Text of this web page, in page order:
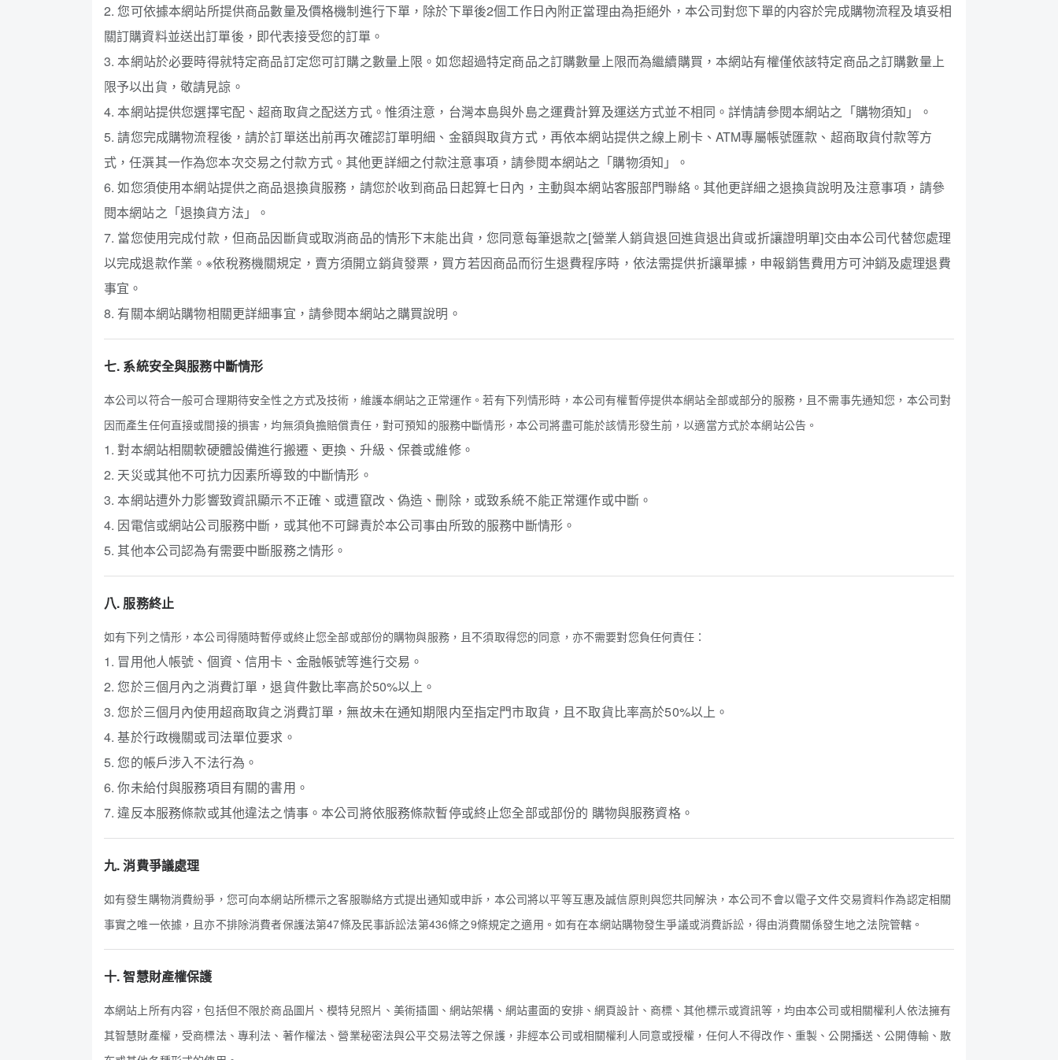
2. 您可依據本網站所提供商品數量及價格機制進行下單，除於下單後2個工作日內附正當理由為拒絕外，本公司對您下單的内容於完成購物流程及填妥相
關訂購資料並送出訂單後，即代表接受您的訂單。
3. 本網站於必要時得就特定商品訂定您可訂購之數量上限。如您超過特定商品之訂購數量上限而為繼續購買，本網站有權僅依該特定商品之訂購數量上
限予以出貨，敬請見諒。
4. 本網站提供您選擇宅配、超商取貨之配送方式。惟須注意，台灣本島與外島之運費計算及運送方式並不相同。詳情請參閱本網站之「購物須知」。
5. 請您完成購物流程後，請於訂單送出前再次確認訂單明細、金額與取貨方式，再依本網站提供之線上刷卡、ATM專屬帳號匯款、超商取貨付款等方
式，任潠其一作為您本次交易之付款方式。其他更詳細之付款注意事項，請參閱本網站之「購物須知」。
6. 如您須使用本網站提供之商品退換貨服務，請您於收到商品日起算七日內，主動與本網站客服部門聯絡。其他更詳細之退換貨說明及注意事項，請參
閱本網站之「退換貨方法」。
7. 當您使用完成付款，但商品因斷貨或取消商品的情形下末能出貨，您同意每筆退款之[營業人銷貨退回進貨退出貨或折讓證明單]交由本公司代替您處理
以完成退款作業。※依稅務機關規定，賣方須開立銷貨發票，買方若因商品而衍生退費程序時，依法需提供折讓單據，申報銷售費用方可沖銷及處理退費
事宜。
8. 有關本網站購物相關更詳細事宜，請參閱本網站之購買說明。
七. 系統安全與服務中斷情形
本公司以符合一般可合理期待安全性之方式及技術，維護本網站之正常運作。若有下列情形時，本公司有權暫停提供本網站全部或部分的服務，且不需事先通知您，本公司對
因而產生任何直接或間接的損害，均無須負擔賠償責任，對可預知的服務中斷情形，本公司將盡可能於該情形發生前，以適當方式於本網站公告。
1. 對本網站相關軟硬體設備進行搬遷、更換、升級、保養或維修。
2. 天災或其他不可抗力因素所導致的中斷情形。
3. 本網站遭外力影響致資訊顯示不正確、或遭竄改、偽造、刪除，或致系統不能正常運作或中斷。
4. 因電信或網站公司服務中斷，或其他不可歸責於本公司事由所致的服務中斷情形。
5. 其他本公司認為有需要中斷服務之情形。
八. 服務終止
如有下列之情形，本公司得隨時暫停或終止您全部或部份的購物與服務，且不須取得您的同意，亦不需要對您負任何責任：
1. 冒用他人帳號、個資、信用卡、金融帳號等進行交易。
2. 您於三個月內之消費訂單，退貨件數比率高於50%以上。
3. 您於三個月內使用超商取貨之消費訂單，無故未在通知期限内至指定門市取貨，且不取貨比率高於50%以上。
4. 基於行政機關或司法單位要求。
5. 您的帳戶涉入不法行為。
6. 你未給付與服務項目有關的書用。
7. 違反本服務條款或其他違法之情事。本公司將依服務條款暫停或終止您全部或部份的 購物與服務資格。
九. 消費爭議處理
如有發生購物消費紛爭，您可向本網站所標示之客服聯絡方式提出通知或申訴，本公司將以平等互惠及誠信原則與您共同解決，本公司不會以電子文件交易資料作為認定相關
事實之唯一依據，且亦不排除消費者保護法第47條及民事訴訟法第436條之9條規定之適用。如有在本網站購物發生爭議或消費訴訟，得由消費關係發生地之法院管轄。
十. 智慧財產權保護
本網站上所有内容，包括但不限於商品圖片、模特兒照片、美術插圖、網站架構、網站畫面的安排、網頁設計、商標、其他標示或資訊等，均由本公司或相關權利人依法擁有
其智慧財產權，受商標法、專利法、著作權法、營業秘密法與公平交易法等之保護，非經本公司或相關權利人同意或授權，任何人不得改作、重製、公開播送、公開傳輸、散